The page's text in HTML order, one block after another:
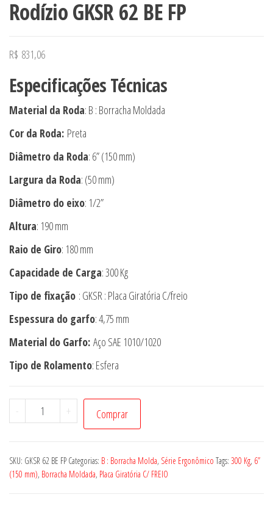
Rodízio GKSR 62 BE FP
R$ 831,06
Especificações Técnicas
Material da Roda: B : Borracha Moldada
Cor da Roda: Preta
Diâmetro da Roda: 6” (150 mm)
Largura da Roda: (50 mm)
Diâmetro do eixo: 1/2”
Altura: 190 mm
Raio de Giro: 180 mm
Capacidade de Carga: 300 Kg
Tipo de fixação : GKSR : Placa Giratória C/freio
Espessura do garfo: 4,75 mm
Material do Garfo: Aço SAE 1010/1020
Tipo de Rolamento: Esfera
-
Rodízio
GKSR
BE
FP
+ Comprar
SKU: GKSR 62 BE FP Categorias: B : Borracha Molda, Série Ergonômico Tags: 300 Kg, 6”
(150 mm), Borracha Moldada, Placa Giratória C/ FREIO